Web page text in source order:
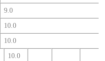
9.0
10.0
10.0
10.0